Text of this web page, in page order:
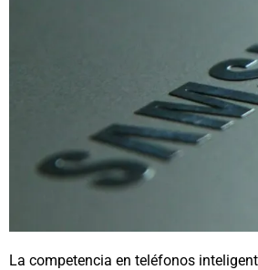
La competencia en teléfonos